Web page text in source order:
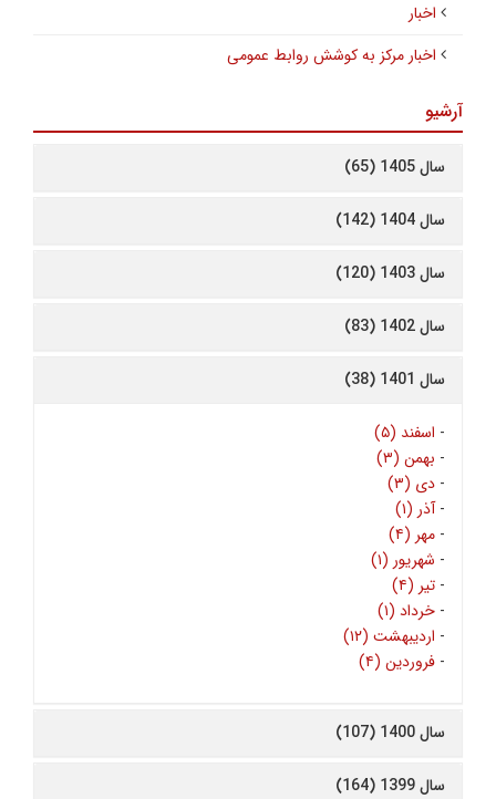
اخبار
اخبار مرکز به کوشش روابط عمومی
آرشیو
سال 1405 (65)
سال 1404 (142)
سال 1403 (120)
سال 1402 (83)
سال 1401 (38)
- اسفند (۵)
- بهمن (۳)
- دی (۳)
-آذر (۱)
- مهر (۴)
- شهریور (۱)
- تیر (۴)
- خرداد (۱)
- اردیبهشت (۱۲)
- فروردین (۴)
سال 1400 (107)
سال 1399 (164)